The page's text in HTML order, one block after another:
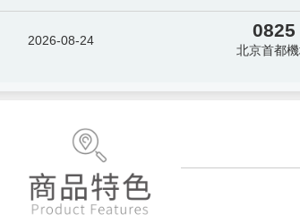
2026-08-24 0825
北京首都